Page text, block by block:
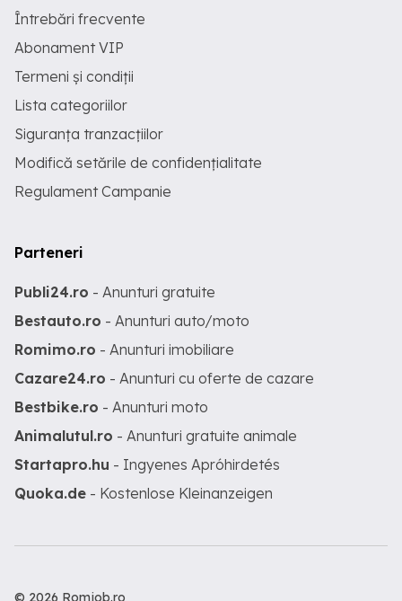
Întrebări frecvente
Abonament VIP
Termeni și condiții
Lista categoriilor
Siguranța tranzacțiilor
Modifică setările de confidențialitate
Regulament Campanie
Parteneri
Publi24.ro - Anunturi gratuite
Bestauto.ro - Anunturi auto/moto
Romimo.ro - Anunturi imobiliare
Cazare24.ro - Anunturi cu oferte de cazare
Bestbike.ro - Anunturi moto
Animalutul.ro - Anunturi gratuite animale
Startapro.hu - Ingyenes Apróhirdetés
Quoka.de - Kostenlose Kleinanzeigen
© 2026 Romjob.ro